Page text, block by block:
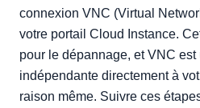
connexion VNC (Virtual
votre portail Cloud Instance.
pour le dépannage, et VNC
indépendante directement à
raison même. Suivre ces